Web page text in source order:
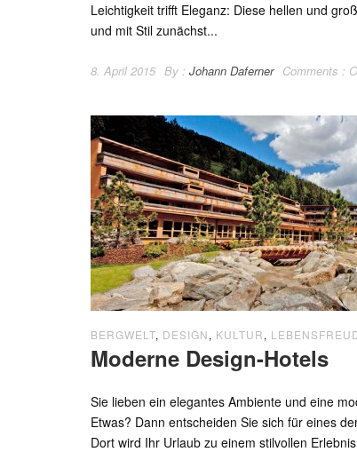
Leichtigkeit trifft Eleganz: Diese hellen und
und mit Stil zunächst...
8. April 2015 By : Johann Daferner Comments :
BERGWELT, DESIGN, KULTUR,
Moderne Design-Hotels
Sie lieben ein elegantes Ambiente und eine
Etwas? Dann entscheiden Sie sich für eines
Dort wird Ihr Urlaub zu einem stilvollen